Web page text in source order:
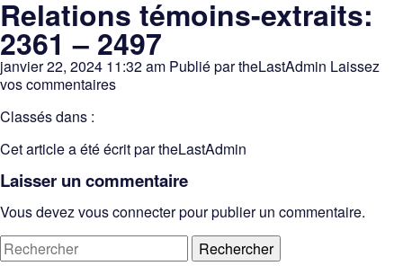
Relations témoins-extraits:
2361 – 2497
janvier 22, 2024 11:32 am Publié partheLastAdmin Laissez
vos commentaires
Classés dans :
Cet article a été écrit par theLastAdmin
Laisser un commentaire
Vous devezvous connecterpour publier un commentaire.
Rechercher